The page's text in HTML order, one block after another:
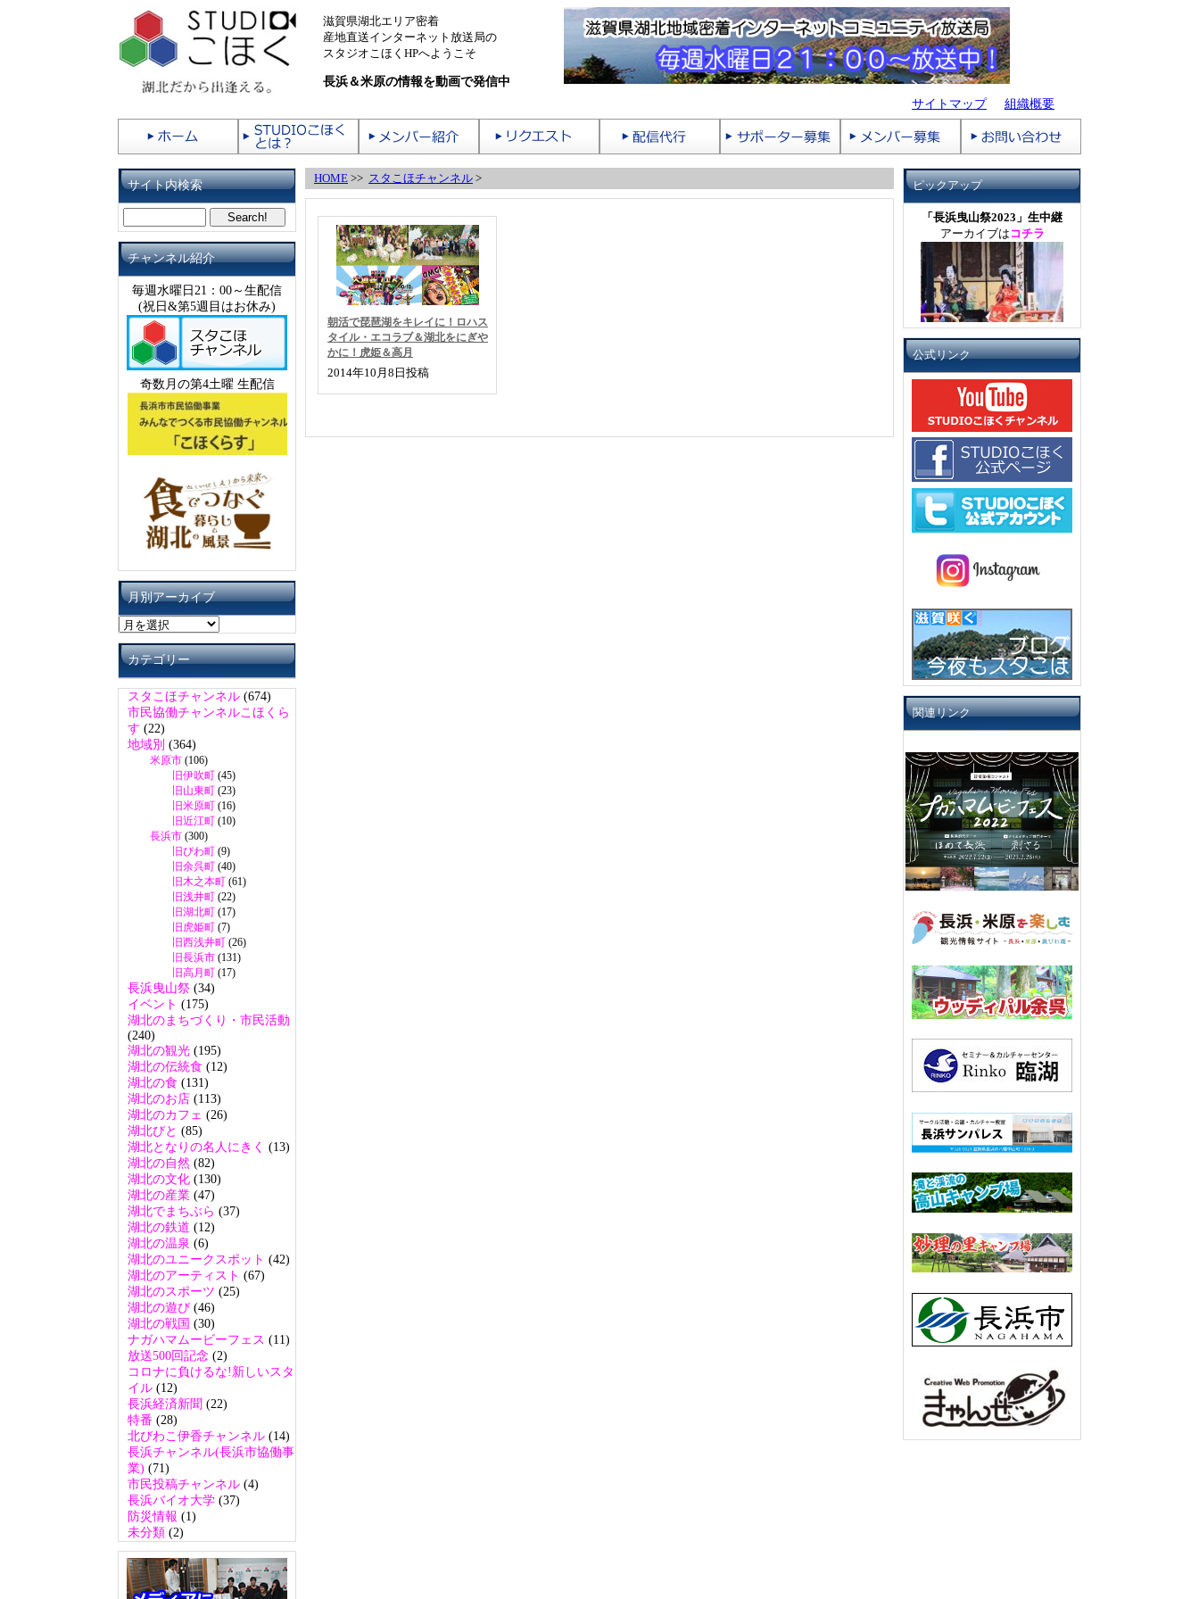
滋賀県湖北エリア密着
産地直送インターネット放送局の
スタジオこほくHPへようこそ
長浜＆米原の情報を動画で発信中
サイトマップ
組織概要
サイト内検索
チャンネル紹介
毎週水曜日21：00～生配信
(祝日&第5週目はお休み)
奇数月の第4土曜 生配信
月別アーカイブ
月
別
ア
カ
イ
ブ
カテゴリー
スタこほチャンネル (674)
市民協働チャンネルこほくら
す (22)
地域別 (364)
米原市 (106)
旧伊吹町 (45)
旧山東町 (23)
旧米原町 (16)
旧近江町 (10)
長浜市 (300)
旧びわ町 (9)
旧余呉町 (40)
旧木之本町 (61)
旧浅井町 (22)
旧湖北町 (17)
旧虎姫町 (7)
旧西浅井町 (26)
旧長浜市 (131)
旧高月町 (17)
長浜曳山祭 (34)
イベント (175)
湖北のまちづくり・市民活動
(240)
湖北の観光 (195)
湖北の伝統食 (12)
湖北の食 (131)
湖北のお店 (113)
湖北のカフェ (26)
湖北びと (85)
湖北となりの名人にきく (13)
湖北の自然 (82)
湖北の文化 (130)
湖北の産業 (47)
湖北でまちぶら (37)
湖北の鉄道 (12)
湖北の温泉 (6)
湖北のユニークスポット (42)
湖北のアーティスト (67)
湖北のスポーツ (25)
湖北の遊び (46)
湖北の戦国 (30)
ナガハマムービーフェス (11)
放送500回記念 (2)
コロナに負けるな!新しいスタ
イル (12)
長浜経済新聞 (22)
特番 (28)
北びわこ伊香チャンネル (14)
長浜チャンネル(長浜市協働事
業) (71)
市民投稿チャンネル (4)
長浜バイオ大学 (37)
防災情報 (1)
未分類 (2)
ピックアップ
「長浜曳山祭2023」生中継
アーカイブは コチラ
公式リンク
関連リンク
HOME >> スタこほチャンネル >
朝活で琵琶湖をキレイに！ロハス
タイル・エコラブ＆湖北をにぎや
かに！虎姫＆高月
2014年10月8日投稿